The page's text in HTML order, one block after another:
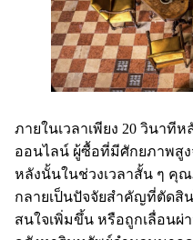
ภายในเวลาเพียง 20 วินาที
ออนไลน์ ผู้ซื้อที่มีศักยภาพสูง
หลังนั้นในช่วงเวลาสั้น ๆ คุ
กลายเป็นปัจจัยสำคัญที่ตัดสิ
สนใจเพิ่มขึ้น หรือถูกเลื่อนผ่